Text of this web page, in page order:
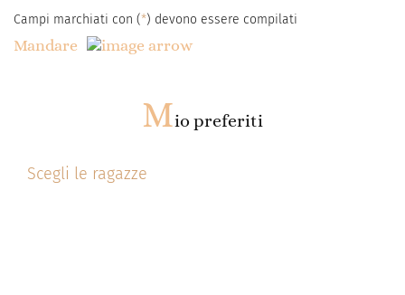
Campi marchiati con (*) devono essere compilati
Mandare
Mio preferiti
Scegli le ragazze